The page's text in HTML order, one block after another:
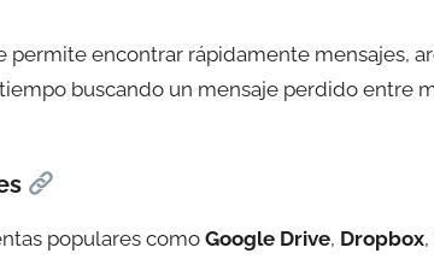
permite encontrar rápidamente mensajes,
buscando un mensaje perdido entre
populares como Google Drive, Dropbox,